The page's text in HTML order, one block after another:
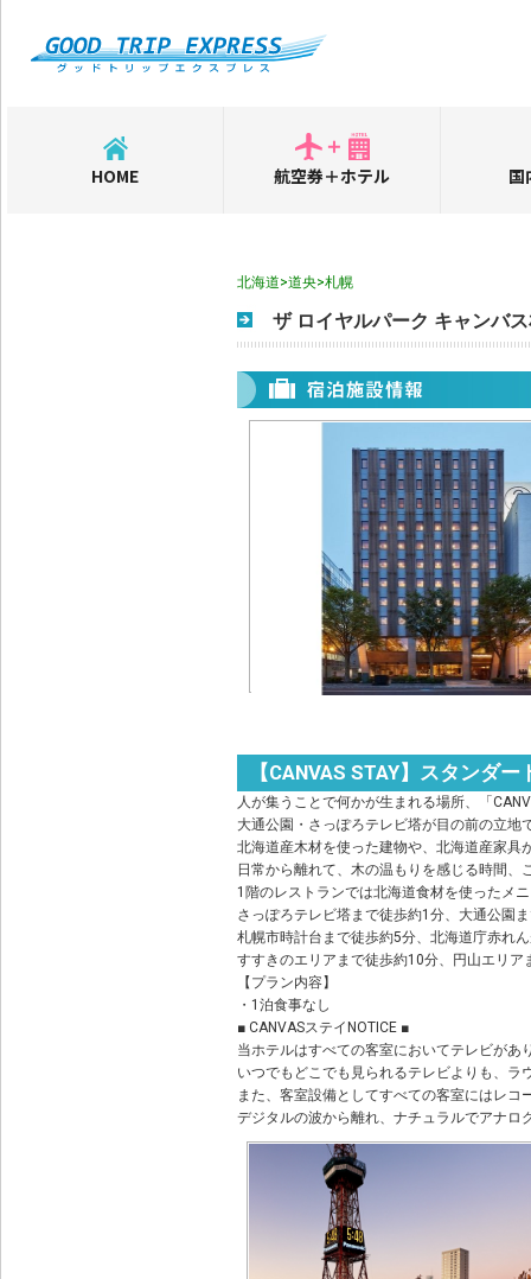
HOME 航空券＋ホテル 国
北海道>道央>札幌
ザ ロイヤルパーク キャンバ
【CANVAS STAY】スタンダ
人が集うことで何かが生まれる場所、「
大通公園・さっぽろテレビ塔が目の前の立
北海道産木材を使った建物や、北海道産家具
日常から離れて、木の温もりを感じる時間、
1階のレストランでは北海道食材を使ったメ
さっぽろテレビ塔まで徒歩約1分、大通公園
札幌市時計台まで徒歩約5分、北海道庁赤れ
すすきのエリアまで徒歩約10分、円山エリア
【プラン内容】
・1泊食事なし
■ CANVASステイNOTICE ■
当ホテルはすべての客室においてテレビがあ
いつでもどこでも見られるテレビよりも、
また、客室設備としてすべての客室にはレ
デジタルの波から離れ、ナチュラルでアナロ